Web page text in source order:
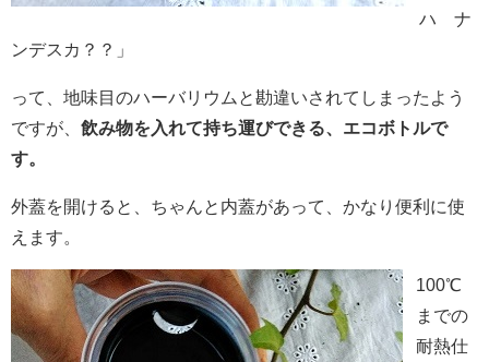
ハ ナ
ンデスカ？？」
って、地味目のハーバリウムと勘違いされてしまったよう
ですが、 飲み物を入れて持ち運びできる、エコボトルで
す。
外蓋を開けると、ちゃんと内蓋があって、かなり便利に使
えます。
100℃
までの
耐熱仕